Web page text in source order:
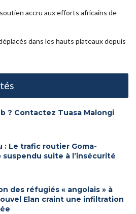
accru aux efforts africains de
dans les hauts plateaux depuis
? Contactez Tuasa Malongi
: Le trafic routier Goma-
suspendu suite à l’insécurité
des réfugiés « angolais » à
Elan craint une infiltration